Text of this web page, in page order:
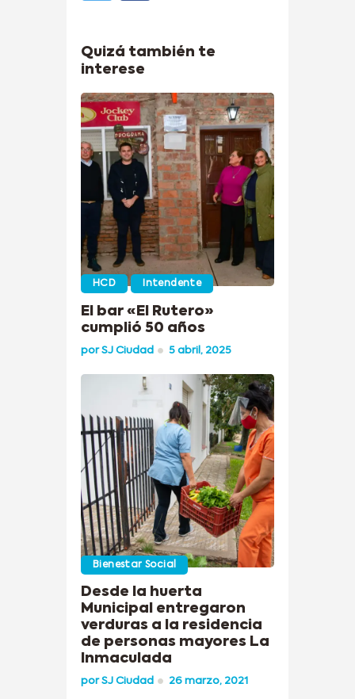
Quizá también te
interese
HCD Intendente
El bar «El Rutero»
cumplió 50 años
porSJ Ciudad 5 abril, 2025
Bienestar Social
Desde la huerta
Municipal entregaron
verduras a la residencia
de personas mayores La
Inmaculada
porSJ Ciudad 26 marzo, 2021